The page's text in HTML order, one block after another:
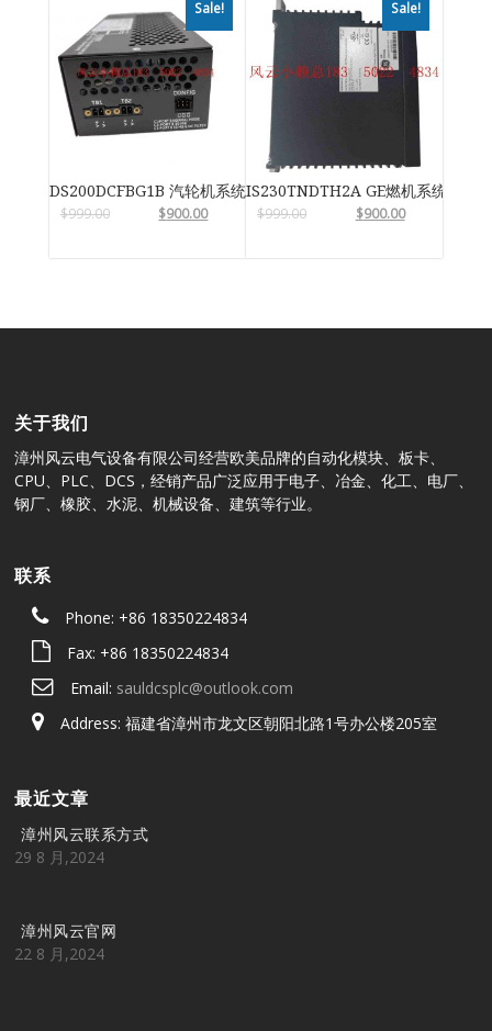
Sale!
DS200DCFBG1B 汽轮机系统卡件
$999.00 $900.00
Sale!
IS230TNDTH2A GE燃机系统
$999.00 $900.00
关于我们
漳州风云电气设备有限公司经营欧美品牌的自动化模块、板卡、
CPU、PLC、DCS，经销产品广泛应用于电子、冶金、化工、电厂、
钢厂、橡胶、水泥、机械设备、建筑等行业。
联系
Phone: +86 18350224834
Fax: +86 18350224834
Email: sauldcsplc@outlook.com
Address: 福建省漳州市龙文区朝阳北路1号办公楼205室
最近文章
漳州风云联系方式
29 8 月,2024
漳州风云官网
22 8 月,2024